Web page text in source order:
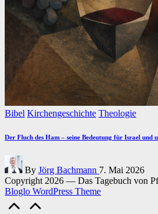
Posted
Bibel Kirchengeschichte Theologie
Der Fluch des Ham – seine Bedeutung für Israel und
Posted
by
By Jörg Bachmann 7. Mai 2026
Copyright 2026 — Das Tagebuch von
Bloglo WordPress Theme